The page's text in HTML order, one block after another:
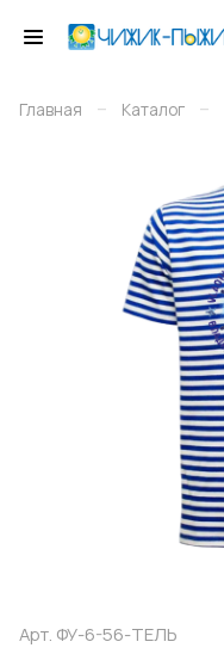
Главная – Каталог –
Арт. ФУ-6-56-ТЕЛЬ